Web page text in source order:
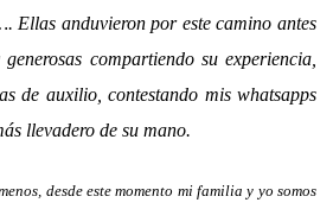
Ellas anduvieron por este camino antes
compartiendo su experiencia,
de auxilio, contestando mis whatsapps
llevadero de su mano.
desde este momento mi familia y yo somos